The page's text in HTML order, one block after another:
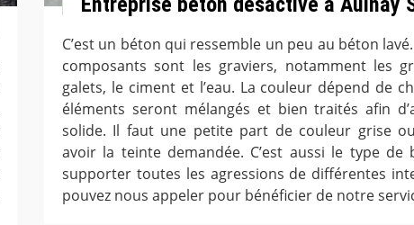
C’est un béton qui ressemble un peu au béton
composants sont les graviers, notamment les
galets, le ciment et l’eau. La couleur dépend de
éléments seront mélangés et bien traités afin
solide. Il faut une petite part de couleur grise
avoir la teinte demandée. C’est aussi le type
supporter toutes les agressions de différentes
pouvez nous appeler pour bénéficier de notre